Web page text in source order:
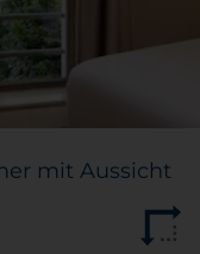
mit Aussicht